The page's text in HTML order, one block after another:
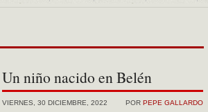
Un niño nacido en Belén
POR PEPE GALLARDO
VIERNES, 30 DICIEMBRE, 2022